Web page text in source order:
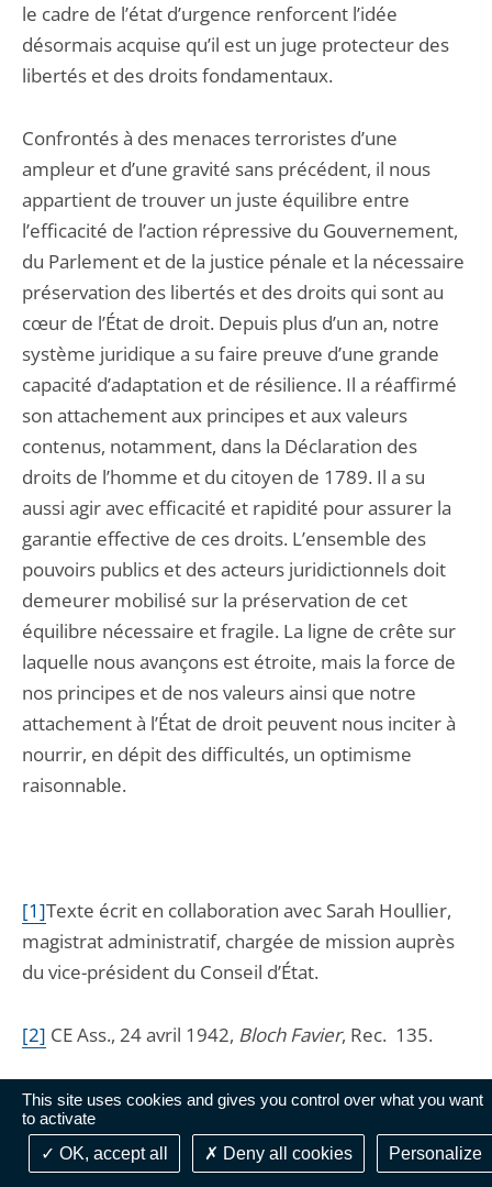
This site uses cookies and gives you control over what you want
to activate
OK, accept all
Deny all cookies Personalize
le cadre de l’état d’urgence renforcent l’idée
désormais acquise qu’il est un juge protecteur des
libertés et des droits fondamentaux.
Confrontés à des menaces terroristes d’une
ampleur et d’une gravité sans précédent, il nous
appartient de trouver un juste équilibre entre
l’efficacité de l’action répressive du Gouvernement,
du Parlement et de la justice pénale et la nécessaire
préservation des libertés et des droits qui sont au
cœur de l’État de droit. Depuis plus d’un an, notre
système juridique a su faire preuve d’une grande
capacité d’adaptation et de résilience. Il a réaffirmé
son attachement aux principes et aux valeurs
contenus, notamment, dans la Déclaration des
droits de l’homme et du citoyen de 1789. Il a su
aussi agir avec efficacité et rapidité pour assurer la
garantie effective de ces droits. L’ensemble des
pouvoirs publics et des acteurs juridictionnels doit
demeurer mobilisé sur la préservation de cet
équilibre nécessaire et fragile. La ligne de crête sur
laquelle nous avançons est étroite, mais la force de
nos principes et de nos valeurs ainsi que notre
attachement à l’État de droit peuvent nous inciter à
nourrir, en dépit des difficultés, un optimisme
raisonnable.
[1]Texte écrit en collaboration avec Sarah Houllier,
magistrat administratif, chargée de mission auprès
du vice-président du Conseil d’État.
[2] CE Ass., 24 avril 1942, Bloch Favier, Rec. 135.
[3]Décret n° 2015-1475 du 14 novembre 2015
portant application de la loi n° 55-385 du 3 avril 1955
modifié par les décrets n° 2015-1476 et n° 2015-